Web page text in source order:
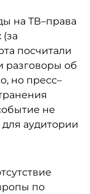
на ТВ–права
(за
посчитали
разговоры об
но пресс–
не
аудитории
по